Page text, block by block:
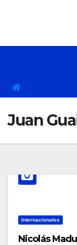
Juan
Internacionales
Nicolás